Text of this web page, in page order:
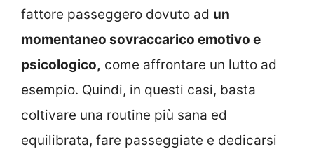
fattore passeggero dovuto ad un
momentaneo sovraccarico emotivo e
psicologico, come affrontare un lutto ad
esempio. Quindi, in questi casi, basta
coltivare una routine più sana ed
equilibrata, fare passeggiate e dedicarsi